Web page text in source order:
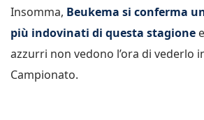
Insomma, Beukema si conferma
più indovinati di questa stagione
azzurri non vedono l’ora di vederlo
Campionato.